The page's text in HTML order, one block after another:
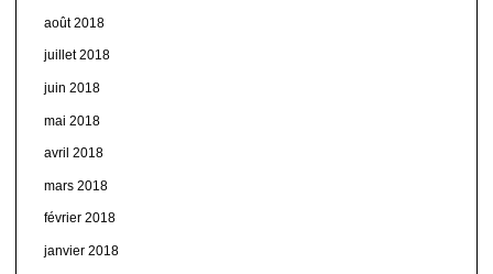
août 2018
juillet 2018
juin 2018
mai 2018
avril 2018
mars 2018
février 2018
janvier 2018